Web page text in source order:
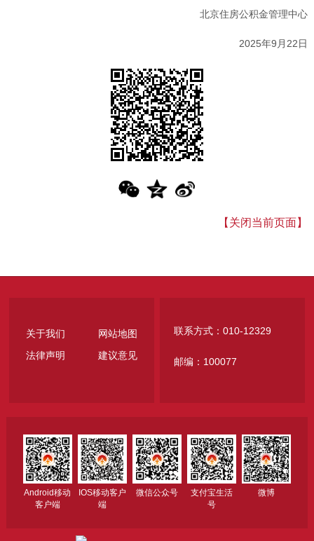
北京住房公积金管理中心
2025年9月22日
【关闭当前页面】
关于我们
网站地图
法律声明
建议意见
联系方式：010-12329
邮编：100077
Android移动
客户端
IOS移动客户
端
微信公众号
支付宝生活
号
微博